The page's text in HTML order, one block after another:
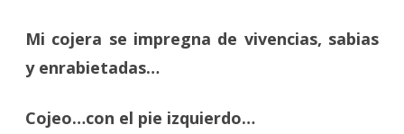
Mi cojera se impregna de vivencias, sabias
y enrabietadas…
Cojeo…con el pie izquierdo…